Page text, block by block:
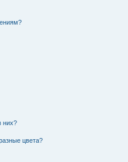
них?
цвета?